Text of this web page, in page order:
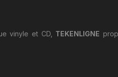
vinyle et CD, TEKENLIGNE